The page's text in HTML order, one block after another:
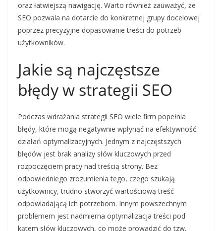
oraz łatwiejszą nawigację. Warto również zauważyć, że
SEO pozwala na dotarcie do konkretnej grupy docelowej
poprzez precyzyjne dopasowanie treści do potrzeb
użytkowników.
Jakie są najczęstsze
błędy w strategii SEO
Podczas wdrażania strategii SEO wiele firm popełnia
błędy, które mogą negatywnie wpłynąć na efektywność
działań optymalizacyjnych. Jednym z najczęstszych
błędów jest brak analizy słów kluczowych przed
rozpoczęciem pracy nad treścią strony. Bez
odpowiedniego zrozumienia tego, czego szukają
użytkownicy, trudno stworzyć wartościową treść
odpowiadającą ich potrzebom. Innym powszechnym
problemem jest nadmierna optymalizacja treści pod
kątem słów kluczowych, co może prowadzić do tzw.